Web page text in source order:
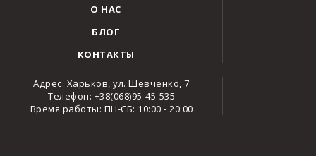
О НАС
БЛОГ
КОНТАКТЫ
Адрес: Харьков, ул. Шевченко, 7
Телефон: +38(068)95-45-535
Время работы: ПН-СБ: 10:00 - 20:00